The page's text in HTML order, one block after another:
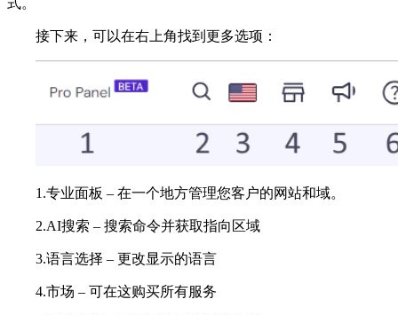
接下来，可以在右上角找到更多选项：
1.专业面板 – 在一个地方管理您客户的网站和域。
2.AI搜索 – 搜索命令并获取指向区域
3.语言选择 – 更改显示的语言
4.市场 – 可在这购买所有服务